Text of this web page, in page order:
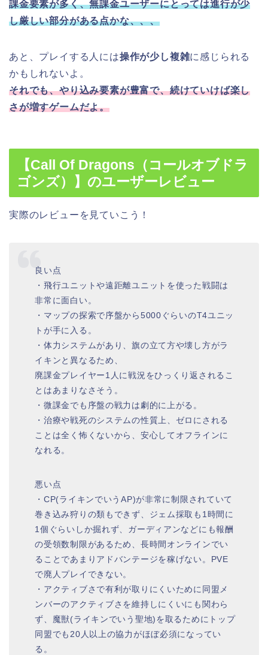
課金要素が多く、無課金ユーザーにとっては進行が少
し厳しい部分がある点かな、、、
あと、プレイする人には操作が少し複雑に感じられる
かもしれないよ。
それでも、やり込み要素が豊富で、続けていけば楽し
さが増すゲームだよ。
【Call Of Dragons（コールオブドラ
ゴンズ）】のユーザーレビュー
実際のレビューを見ていこう！
良い点
・飛行ユニットや遠距離ユニットを使った戦闘は
非常に面白い。
・マップの探索で序盤から5000ぐらいのT4ユニッ
トが手に入る。
・体力システムがあり、旗の立て方や壊し方がラ
イキンと異なるため、
廃課金プレイヤー1人に戦況をひっくり返されるこ
とはあまりなさそう。
・微課金でも序盤の戦力は劇的に上がる。
・治療や戦死のシステムの性質上、ゼロにされる
ことは全く怖くないから、安心してオフラインに
なれる。
悪い点
・CP(ライキンでいうAP)が非常に制限されていて
巻き込み狩りの類もできず、ジェム採取も1時間に
1個ぐらいしか掘れず、ガーディアンなどにも報酬
の受領数制限があるため、長時間オンラインでい
ることであまりアドバンテージを稼げない。PVE
で廃人プレイできない。
・アクティブさで有利が取りにくいために同盟メ
ンバーのアクティブさを維持しにくいにも関わら
ず、魔獣(ライキンでいう聖地)を取るためにトップ
同盟でも20人以上の協力がほぼ必須になってい
る。